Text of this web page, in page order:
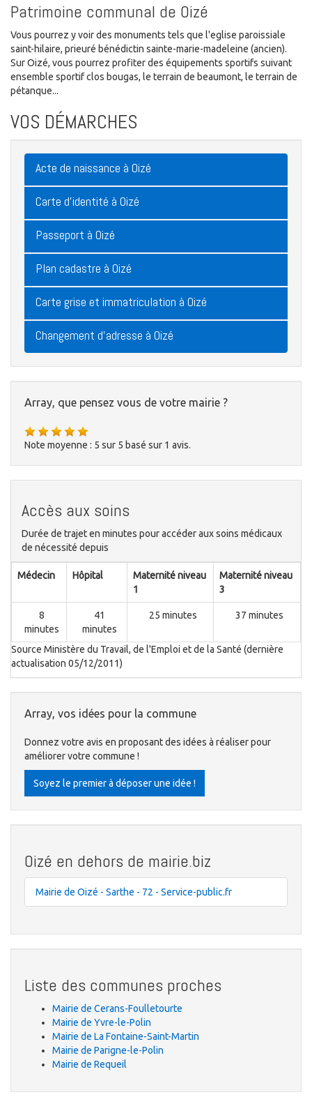
Patrimoine communal de Oizé
Vous pourrez y voir des monuments tels que l'eglise paroissiale
saint-hilaire, prieuré bénédictin sainte-marie-madeleine (ancien).
Sur Oizé, vous pourrez profiter des équipements sportifs suivant
ensemble sportif clos bougas, le terrain de beaumont, le terrain de
pétanque...
VOS DÉMARCHES
Acte de naissance à Oizé
Carte d'identité à Oizé
Passeport à Oizé
Plan cadastre à Oizé
Carte grise et immatriculation à Oizé
Changement d'adresse à Oizé
Array, que pensez vous de votre mairie ?
Note moyenne : 5 sur 5 basé sur 1 avis.
Accès aux soins
Durée de trajet en minutes pour accéder aux soins médicaux
de nécessité depuis
Médecin Hôpital
Maternité niveau
1
Maternité niveau
3
8
minutes
41
minutes
25 minutes 37 minutes
Source Ministère du Travail, de l'Emploi et de la Santé (dernière
actualisation 05/12/2011)
Array, vos idées pour la commune
Donnez votre avis en proposant des idées à réaliser pour
améliorer votre commune !
Soyez le premier à déposer une idée !
Oizé en dehors de mairie.biz
Mairie de Oizé - Sarthe - 72 - Service-public.fr
Liste des communes proches
Mairie de Cerans-Foulletourte
Mairie de Yvre-le-Polin
Mairie de La Fontaine-Saint-Martin
Mairie de Parigne-le-Polin
Mairie de Requeil